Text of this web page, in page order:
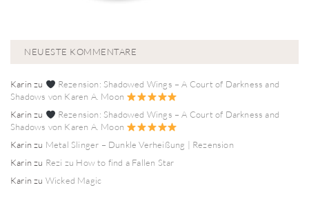
NEUESTE KOMMENTARE
Karinzu
Rezension: Shadowed Wings – A Court of Darkness and
Shadows von Karen A. Moon
Karinzu
Rezension: Shadowed Wings – A Court of Darkness and
Shadows von Karen A. Moon
Karinzu Metal Slinger – Dunkle Verheißung | Rezension
Karinzu Rezi zu How to find a Fallen Star
Karinzu Wicked Magic